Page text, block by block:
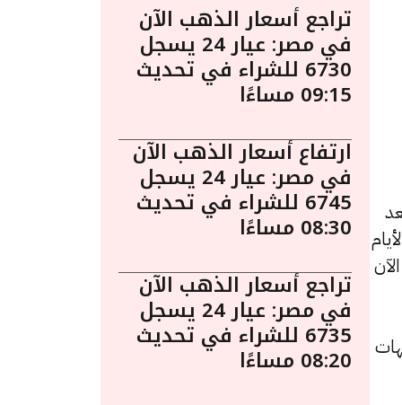
12:25 مساءً. يُعد
جنيهًا للشراء، مرتفعًا بقيمة 17 جنيهات
تراجع أسعار الذهب الآن
في مصر: عيار 24 يسجل
6730 للشراء في تحديث
09:15 مساءًا
ارتفاع أسعار الذهب الآن
في مصر: عيار 24 يسجل
6745 للشراء في تحديث
08:30 مساءًا
تراجع أسعار الذهب الآن
في مصر: عيار 24 يسجل
6735 للشراء في تحديث
08:20 مساءًا